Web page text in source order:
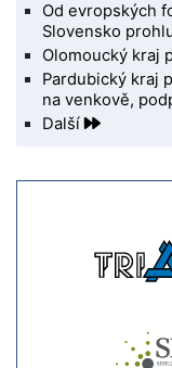
Od evropských
Slovensko
Olomoucký kraj
Pardubický kraj
na venkově,
Další